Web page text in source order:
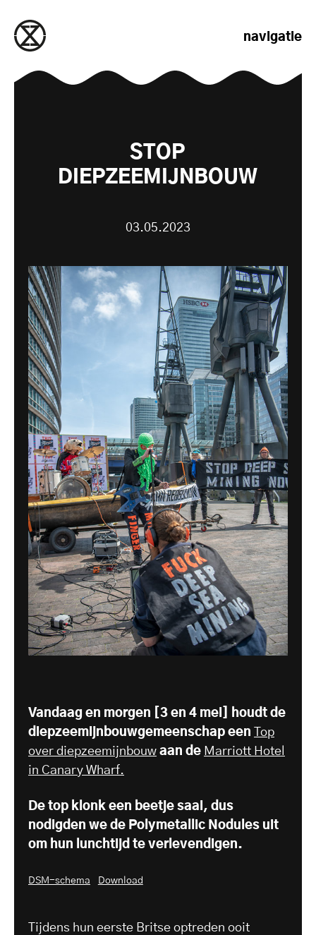
navigatie
STOP
DIEPZEEMIJNBOUW
03.05.2023
Vandaag en morgen [3 en 4 mei] houdt de
diepzeemijnbouwgemeenschap een
Top
over diepzeemijnbouw aan de Marriott Hotel
in Canary Wharf.
De top klonk een beetje saai, dus
nodigden we de Polymetallic Nodules uit
om hun lunchtijd te verlevendigen.
DSM-schema Download
Tijdens hun eerste Britse optreden ooit